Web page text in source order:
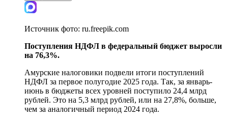
Источник фото: ru.freepik.com
Поступления НДФЛ в федеральный бюджет выросли
на 76,3%.
Амурские налоговики подвели итоги поступлений
НДФЛ за первое полугодие 2025 года. Так, за январь-
июнь в бюджеты всех уровней поступило 24,4 млрд
рублей. Это на 5,3 млрд рублей, или на 27,8%, больше,
чем за аналогичный период 2024 года.